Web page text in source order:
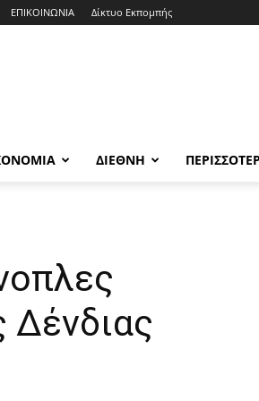
ΕΠΙΚΟΙΝΩΝΙΑ Δίκτυο Εκπομπής
ΔΙΕΘΝΗ
Δένδιας